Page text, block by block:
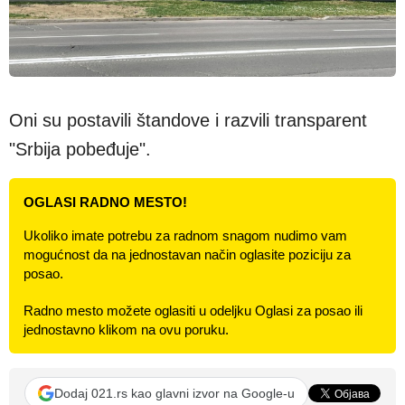
Oni su postavili štandove i razvili transparent
"Srbija pobeđuje".
OGLASI RADNO MESTO!
Ukoliko imate potrebu za radnom snagom nudimo vam
mogućnost da na jednostavan način oglasite poziciju za
posao.
Radno mesto možete oglasiti u odeljku Oglasi za posao ili
jednostavno klikom na ovu poruku.
Dodaj 021.rs kao glavni izvor na Google-u